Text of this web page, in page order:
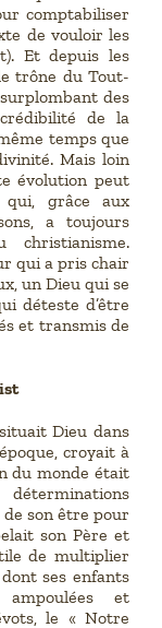
comptabiliser
de vouloir les
Et depuis les
trône du Tout-
des
de la
temps que
Mais loin
évolution peut
qui, grâce aux
a toujours
qui a pris chair
un Dieu qui se
déteste d’être
et transmis de
Dieu dans
croyait à
du monde était
son être pour
son Père et
de multiplier
ses enfants
et
le « Notre